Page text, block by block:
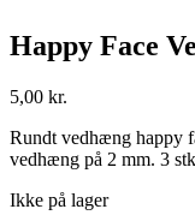
Happy Face
5,00 kr.
Rundt vedhæng happy
vedhæng på 2 mm. 3
Ikke på lager